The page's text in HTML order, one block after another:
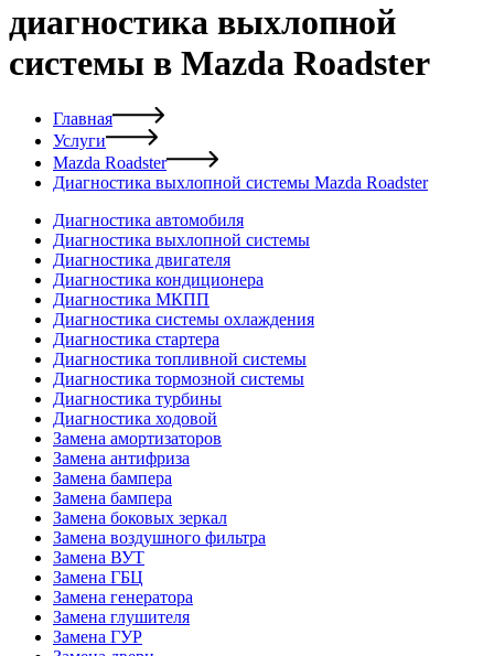
диагностика выхлопной
системы в Mazda Roadster
Главная
Услуги
Mazda Roadster
Диагностика выхлопной системы Mazda Roadster
Диагностика автомобиля
Диагностика выхлопной системы
Диагностика двигателя
Диагностика кондиционера
Диагностика МКПП
Диагностика системы охлаждения
Диагностика стартера
Диагностика топливной системы
Диагностика тормозной системы
Диагностика турбины
Диагностика ходовой
Замена амортизаторов
Замена антифриза
Замена бампера
Замена бампера
Замена боковых зеркал
Замена воздушного фильтра
Замена ВУТ
Замена ГБЦ
Замена генератора
Замена глушителя
Замена ГУР